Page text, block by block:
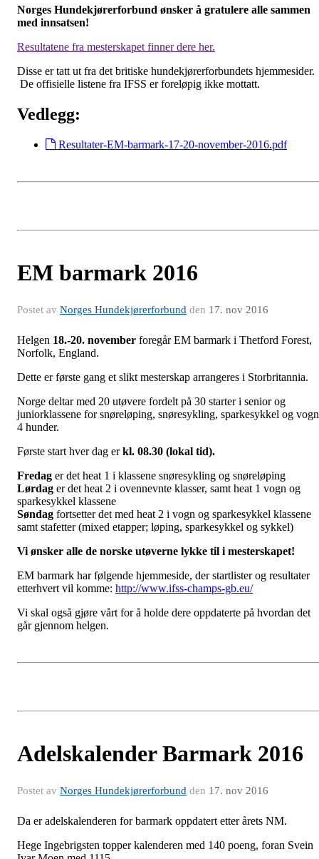
Norges Hundekjørerforbund ønsker å gratulere alle sammen
med innsatsen!
Resultatene fra mesterskapet finner dere her.
Disse er tatt ut fra det britiske hundekjørerforbundets hjemmesider.
De offisielle listene fra IFSS er foreløpig ikke mottatt.
Vedlegg:
Resultater-EM-barmark-17-20-november-2016.pdf
EM barmark 2016
Postet av Norges Hundekjørerforbund den 17. nov 2016
Helgen 18.-20. november foregår EM barmark i Thetford Forest,
Norfolk, England.
Dette er første gang et slikt mesterskap arrangeres i Storbritannia.
Norge deltar med 20 utøvere fordelt på 30 starter i senior og
juniorklassene for snøreløping, snøresykling, sparkesykkel og vogn
4 hunder.
Første start hver dag erkl. 08.30 (lokal tid).
Fredag er det heat 1 i klassene snøresykling og snøreløping
Lørdag er det heat 2 i ovennevnte klasser, samt heat 1 vogn og
sparkesykkel klassene
Søndag fortsetter det med heat 2 i vogn og sparkesykkel klassene
samt stafetter (mixed etapper; løping, sparkesykkel og sykkel)
Vi ønsker alle de norske utøverne lykke til i mesterskapet!
EM barmark har følgende hjemmeside, der startlister og resultater
etterhvert vil komme: http://www.ifss-champs-gb.eu/
Vi skal også gjøre vårt for å holde dere oppdaterte på hvordan det
går gjennom helgen.
Adelskalender Barmark 2016
Postet av Norges Hundekjørerforbund den 17. nov 2016
Da er adelskalenderen for barmark oppdatert etter årets NM.
Hege Ingebrigsten topper kalenderen med 140 poeng, foran Svein